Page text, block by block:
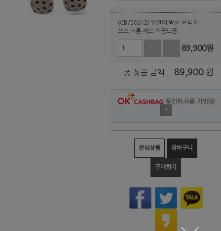
(CB/S0612) 알알이 박힌 보석 커
프스 버튼 세트-백금도금
+1 -1 89,900원
총 상품 금액 89,900 원
포인트사용 가맹점
?
관심상품 장바구니
구매하기